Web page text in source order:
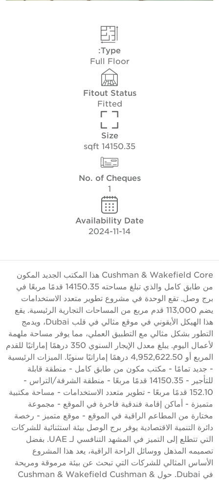
Type:
Full Floor
Fitout Status
Fitted
Size
14150.35 sqft
No. of Cheques
Availability Date
2024-11-14
Cushman & Wakefield Core هذا المكتب الجديد المكون
من طابق كامل والذي تبلغ مساحته 14150.35 قدمًا مربعًا في
برج وصل. تقع الوحدة في مشروع تطوير متعدد الاستخدامات
يضم 113,000 قدم مربع من المساحات التجارية الرئيسية. يقع
هذا الهيكل الأيقوني في موقع مثالي في قلب Dubai، ويدمج
التطور بشكل مثالي مع التطبيق العملي، مما يوفر مساحة ملهمة
لأعمال اليوم. يبلغ معدل الإيجار السنوي 350 درهمًا إماراتيًا للقدم
المربع أو 4,952,622.50 درهمًا إماراتيًا سنويًا. الميزات الرئيسية
- جديد تمامًا - مكتب مكون من طابق كامل - منطقة قابلة
للتأجير - 14150.35 قدمًا مربعًا - منطقة الشرفة/التراس -
152.10 قدمًا مربعًا - تطوير متعدد الاستخدامات - مساحة مكتبية
متميزة - أماكن إقامة فندقية فاخرة في الموقع - مجموعة
مختارة من المطاعم الراقية في الموقع - موقع متميز - رخصة
دائرة التنمية الاقتصادية يوفر برج الوصل بيئة استثنائية للشركات
التي تتطلع إلى التميز في المشهد التنافسي لـ UAE. بفضل
تصميمه المذهل ووسائل الراحة الراقية، يعد هذا المشروع
الأساس المثالي للشركات التي تبحث عن بيئة مرموقة ومريحة
في Dubai. حول Cushman & Wakefield Cushman &